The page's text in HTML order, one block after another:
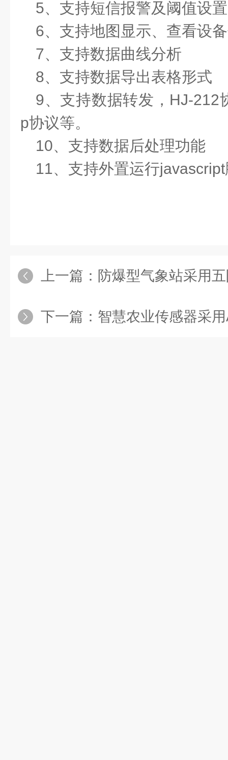
5、支持短信报警及阈值设置
6、支持地图显示、查看设
7、支持数据曲线分析
8、支持数据导出表格形式
9、支持数据转发，HJ-212
p协议等。
10、支持数据后处理功能
11、支持外置运行
上一篇： 防爆型气象站采用五防一体化设计：集
下一篇： 智慧农业传感器采用ASA工程塑料外壳